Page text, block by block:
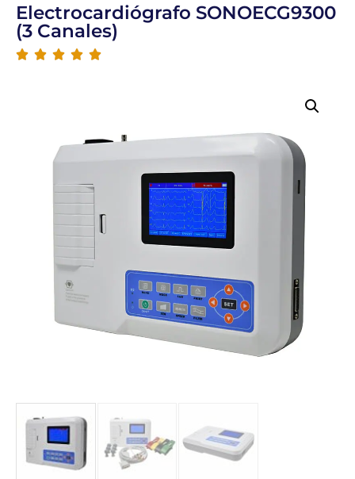
Electrocardiógrafo SONOECG9300
(3 Canales)
    